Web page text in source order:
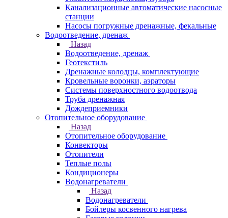
Канализационные автоматические насосные
станции
Насосы погружные дренажные, фекальные
Водоотведение, дренаж
Назад
Водоотведение, дренаж
Геотекстиль
Дренажные колодцы, комплектующие
Кровельные воронки, аэраторы
Системы поверхностного водоотвода
Труба дренажная
Дождеприемники
Отопительное оборудование
Назад
Отопительное оборудование
Конвекторы
Отопители
Теплые полы
Кондиционеры
Водонагреватели
Назад
Водонагреватели
Бойлеры косвенного нагрева